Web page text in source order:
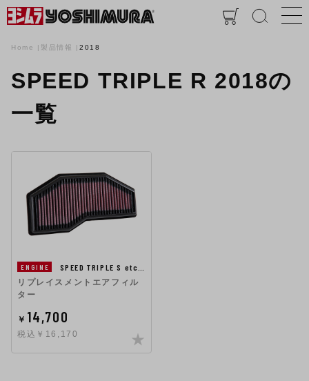
Home 製品情報 2018
SPEED TRIPLE R 2018の
一覧
ENGINE
SPEED TRIPLE S etc…
リプレイスメントエアフィル
ター
￥ 14,700
税込￥16,170